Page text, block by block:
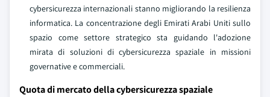
cybersicurezza internazionali stanno migliorando la resilienza
informatica. La concentrazione degli Emirati Arabi Uniti sullo
spazio come settore strategico sta guidando l'adozione
mirata di soluzioni di cybersicurezza spaziale in missioni
governative e commerciali.
Quota di mercato della cybersicurezza spaziale